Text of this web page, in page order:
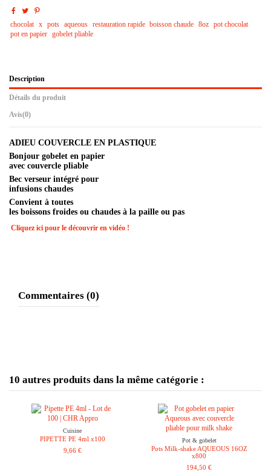
chocolat x pots aqueous restauration rapide boisson chaude 8oz pot chocolat
pot en papier gobelet pliable
Description
Détails du produit
Avis(0)
ADIEU COUVERCLE EN PLASTIQUE
Bonjour gobelet en papier
avec couvercle pliable
Bec verseur intégré pour
infusions chaudes
Convient à toutes
les boissons froides ou chaudes à la paille ou pas
Cliquez ici pour le découvrir en vidéo !
Commentaires (0)
10 autres produits dans la même catégorie :
Cuisine
PIPETTE PE 4ml x100
9,66 €
Pot & gobelet
Pots Milk-shake AQUEOUS 16OZ
x800
194,50 €